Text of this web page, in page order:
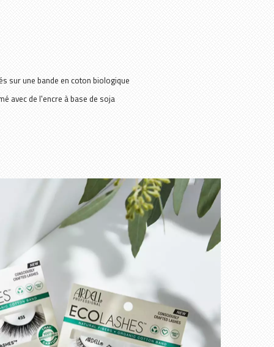
sur une bande en coton biologique
avec de l'encre à base de soja